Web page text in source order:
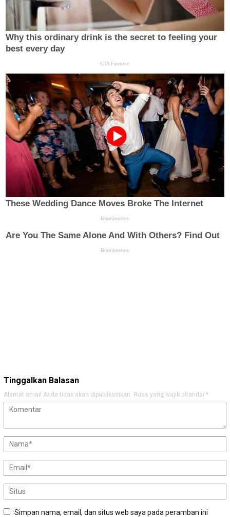
Tinggalkan Balasan
Alamat email Anda tidak akan dipublikasikan. Ruas yang wajib ditandai *
Simpan nama, email, dan situs web saya pada peramban ini